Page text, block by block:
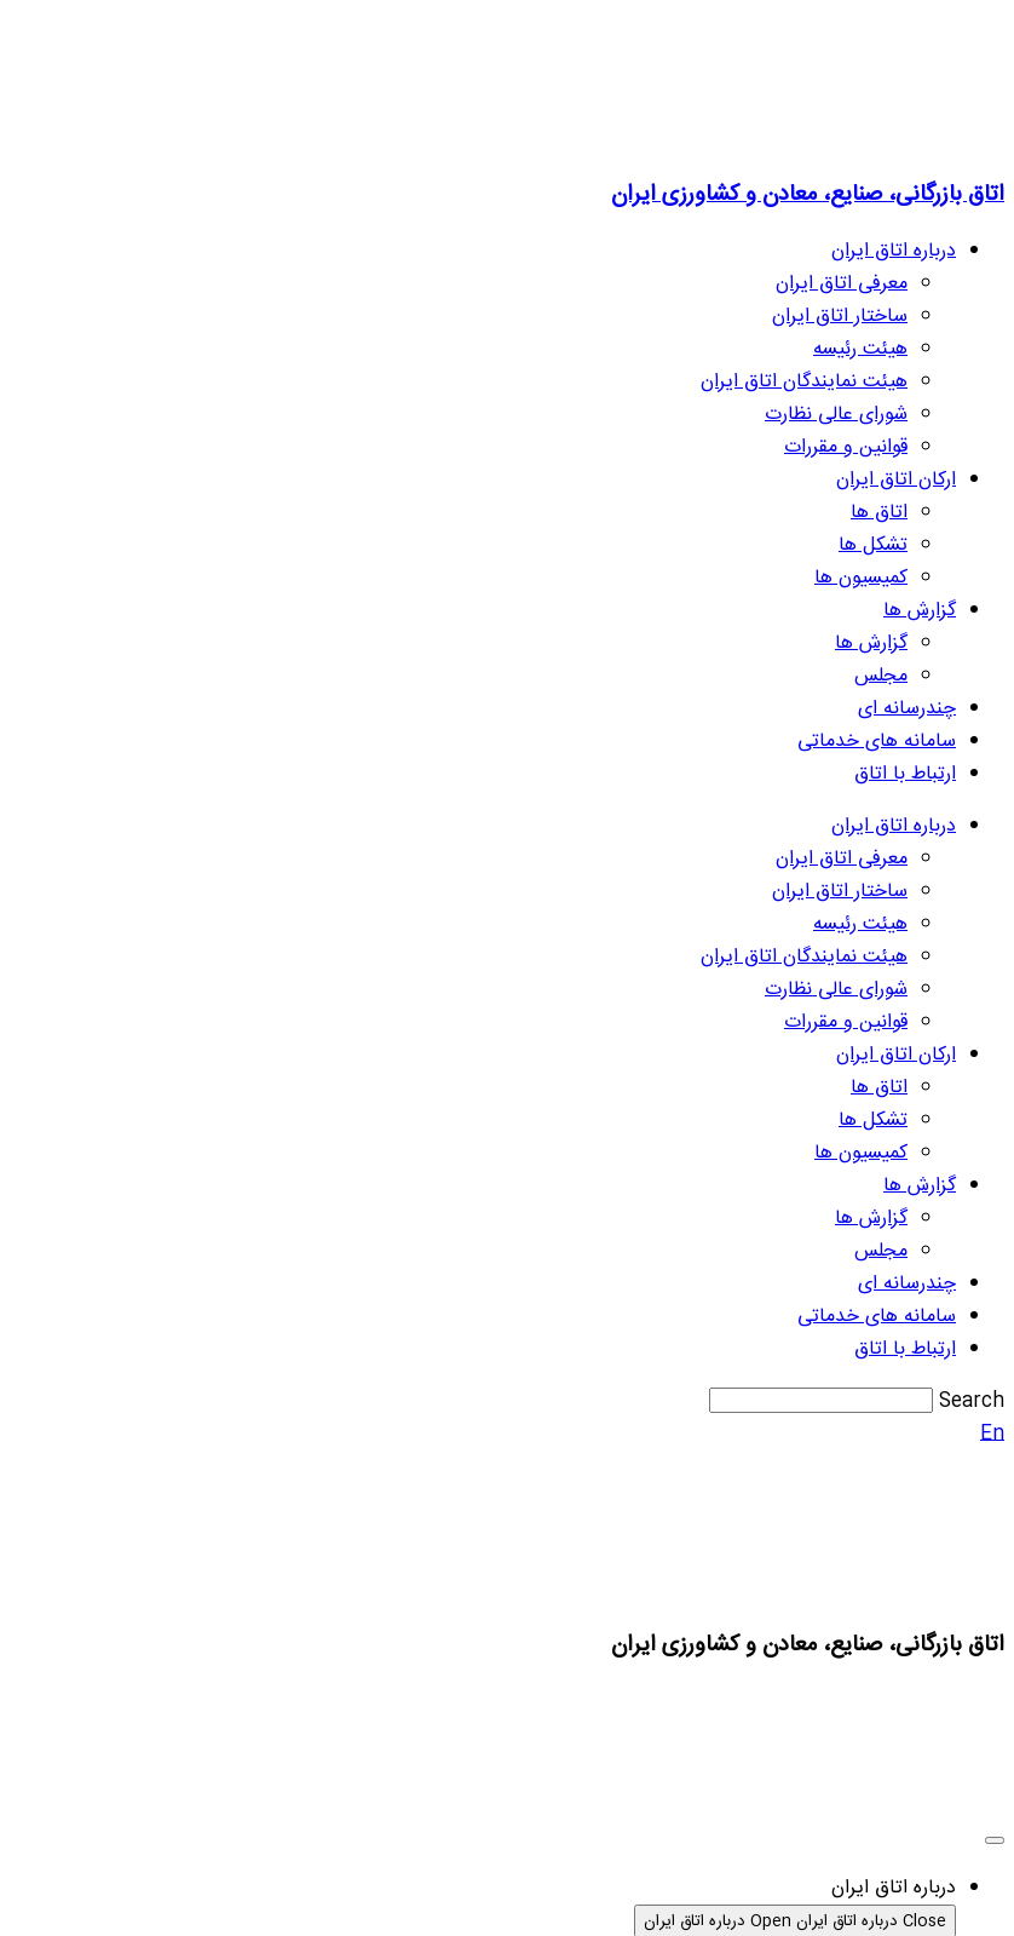
اتاق بازرگانی، صنایع، معادن و کشاورزی ایران
درباره اتاق ایران
معرفی اتاق ایران
ساختار اتاق ایران
هیئت رئیسه
هیئت نمایندگان اتاق ایران
شورای عالی نظارت
قوانین و مقررات
ارکان اتاق ایران
اتاق ها
تشکل ها
کمیسیون ها
گزارش ها
گزارش ها
مجلس
چندرسانه ای
سامانه های خدماتی
ارتباط با اتاق
درباره اتاق ایران
معرفی اتاق ایران
ساختار اتاق ایران
هیئت رئیسه
هیئت نمایندگان اتاق ایران
شورای عالی نظارت
قوانین و مقررات
ارکان اتاق ایران
اتاق ها
تشکل ها
کمیسیون ها
گزارش ها
گزارش ها
مجلس
چندرسانه ای
سامانه های خدماتی
ارتباط با اتاق
Search
En
اتاق بازرگانی، صنایع، معادن و کشاورزی ایران
درباره اتاق ایران
Close درباره اتاق ایران Open درباره اتاق ایران